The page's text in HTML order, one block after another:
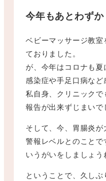
今年もあとわずか
ベビーマッサージ教
ておりました。
が、今年はコロナも
感染症や手足口病など
私自身、クリニック
報告が出来ずじまいで
そして、今、胃腸炎が
警報レベルとのこと
いうがいをしましょう
ということで、久しぶ